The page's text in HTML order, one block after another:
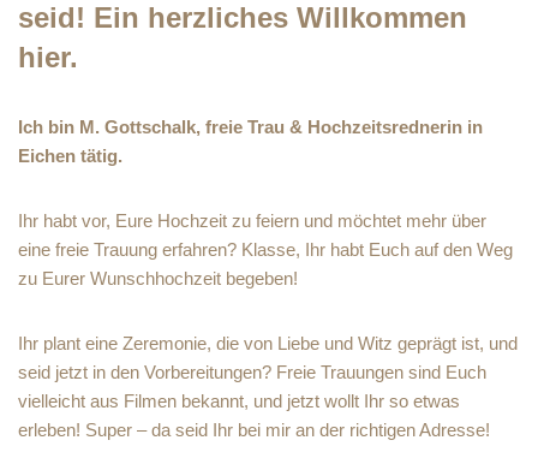
seid! Ein herzliches Willkommen
hier.
Ich bin M. Gottschalk, freie Trau & Hochzeitsrednerin in
Eichen tätig.
Ihr habt vor, Eure Hochzeit zu feiern und möchtet mehr über
eine freie Trauung erfahren? Klasse, Ihr habt Euch auf den Weg
zu Eurer Wunschhochzeit begeben!
Ihr plant eine Zeremonie, die von Liebe und Witz geprägt ist, und
seid jetzt in den Vorbereitungen? Freie Trauungen sind Euch
vielleicht aus Filmen bekannt, und jetzt wollt Ihr so etwas
erleben! Super – da seid Ihr bei mir an der richtigen Adresse!